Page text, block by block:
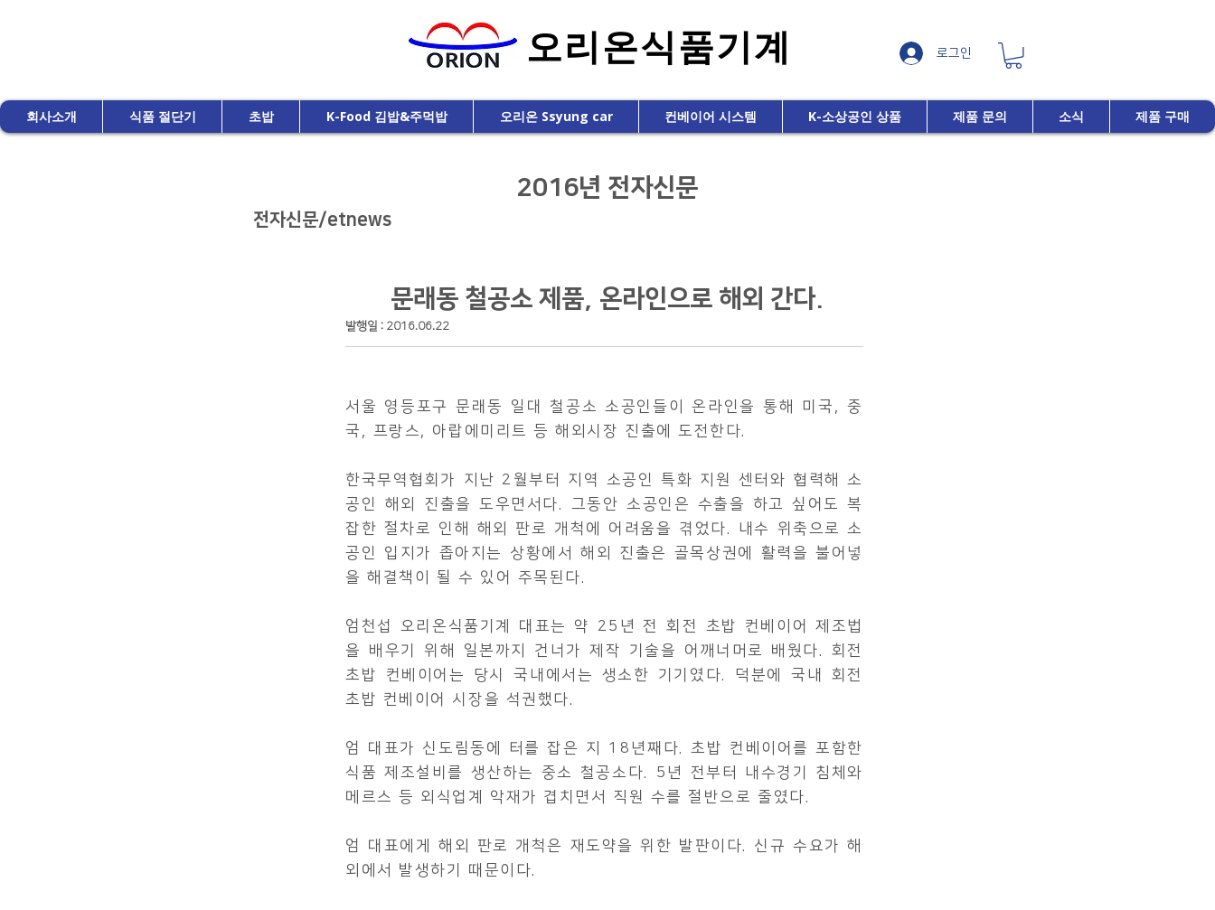
오리온식품기계 로그인
회사소개 식품 절단기 초밥 K-Food 김밥&주먹밥 오리온 Ssyung car 컨베이어 시스템 K-소상공인 상품 제품 문의 소식 제품 구매
2016년 전자신문
전자신문/etnews
문래동 철공소 제품, 온라인으로 해외 간다.
발행일 : 2016.06.22
서울 영등포구 문래동 일대 철공소 소공인들이 온라인을 통해 미국, 중
국, 프랑스, 아랍에미리트 등 해외시장 진출에 도전한다.
한국무역협회가 지난 2월부터 지역 소공인 특화 지원 센터와 협력해 소
공인 해외 진출을 도우면서다. 그동안 소공인은 수출을 하고 싶어도 복
잡한 절차로 인해 해외 판로 개척에 어려움을 겪었다. 내수 위축으로 소
공인 입지가 좁아지는 상황에서 해외 진출은 골목상권에 활력을 불어넣
을 해결책이 될 수 있어 주목된다.
엄천섭 오리온식품기계 대표는 약 25년 전 회전 초밥 컨베이어 제조법
을 배우기 위해 일본까지 건너가 제작 기술을 어깨너머로 배웠다. 회전
초밥 컨베이어는 당시 국내에서는 생소한 기기였다. 덕분에 국내 회전
초밥 컨베이어 시장을 석권했다.
엄 대표가 신도림동에 터를 잡은 지 18년째다. 초밥 컨베이어를 포함한
식품 제조설비를 생산하는 중소 철공소다. 5년 전부터 내수경기 침체와
메르스 등 외식업계 악재가 겹치면서 직원 수를 절반으로 줄였다.
엄 대표에게 해외 판로 개척은 재도약을 위한 발판이다. 신규 수요가 해
외에서 발생하기 때문이다.